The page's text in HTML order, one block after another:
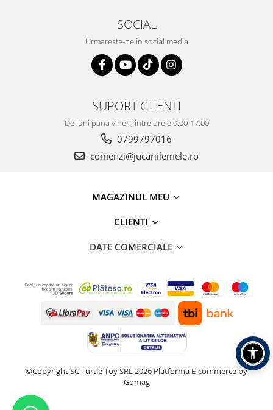
SOCIAL
Urmareste-ne in social media
SUPORT CLIENTI
De luni pana vineri, intre orele 9:00-17:00
0799797016
comenzi@jucariilemele.ro
MAGAZINUL MEU
CLIENTI
DATE COMERCIALE
©Copyright SC Turtle Toy SRL 2026 Platforma E-commerce by
Gomag